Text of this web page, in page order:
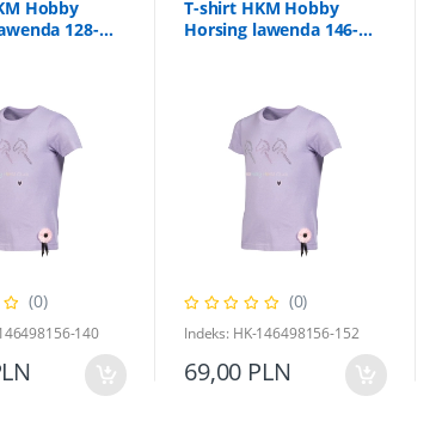
Hobby
128-
(0)
140
T-shirt HKM Hobby
Horsing lawenda 146-
(0)
Indeks: HK-146498156-152
69,00 PLN